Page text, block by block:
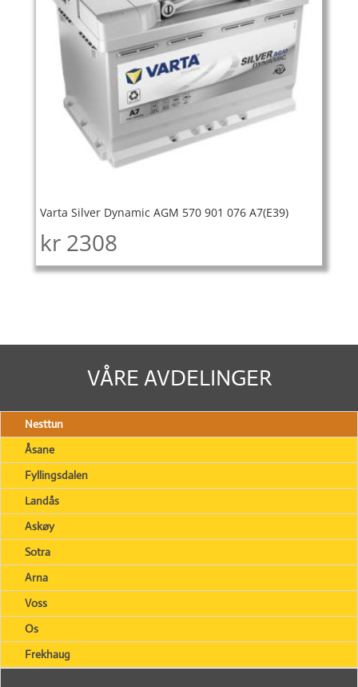
Varta Silver Dynamic AGM 570 901 076 A7(E39)
kr 2308
VÅRE AVDELINGER
Nesttun
Åsane
Fyllingsdalen
Landås
Askøy
Sotra
Arna
Voss
Os
Frekhaug